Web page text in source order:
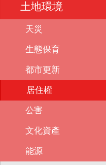
土地環境
天災
生態保育
都市更新
居住權
公害
文化資產
能源